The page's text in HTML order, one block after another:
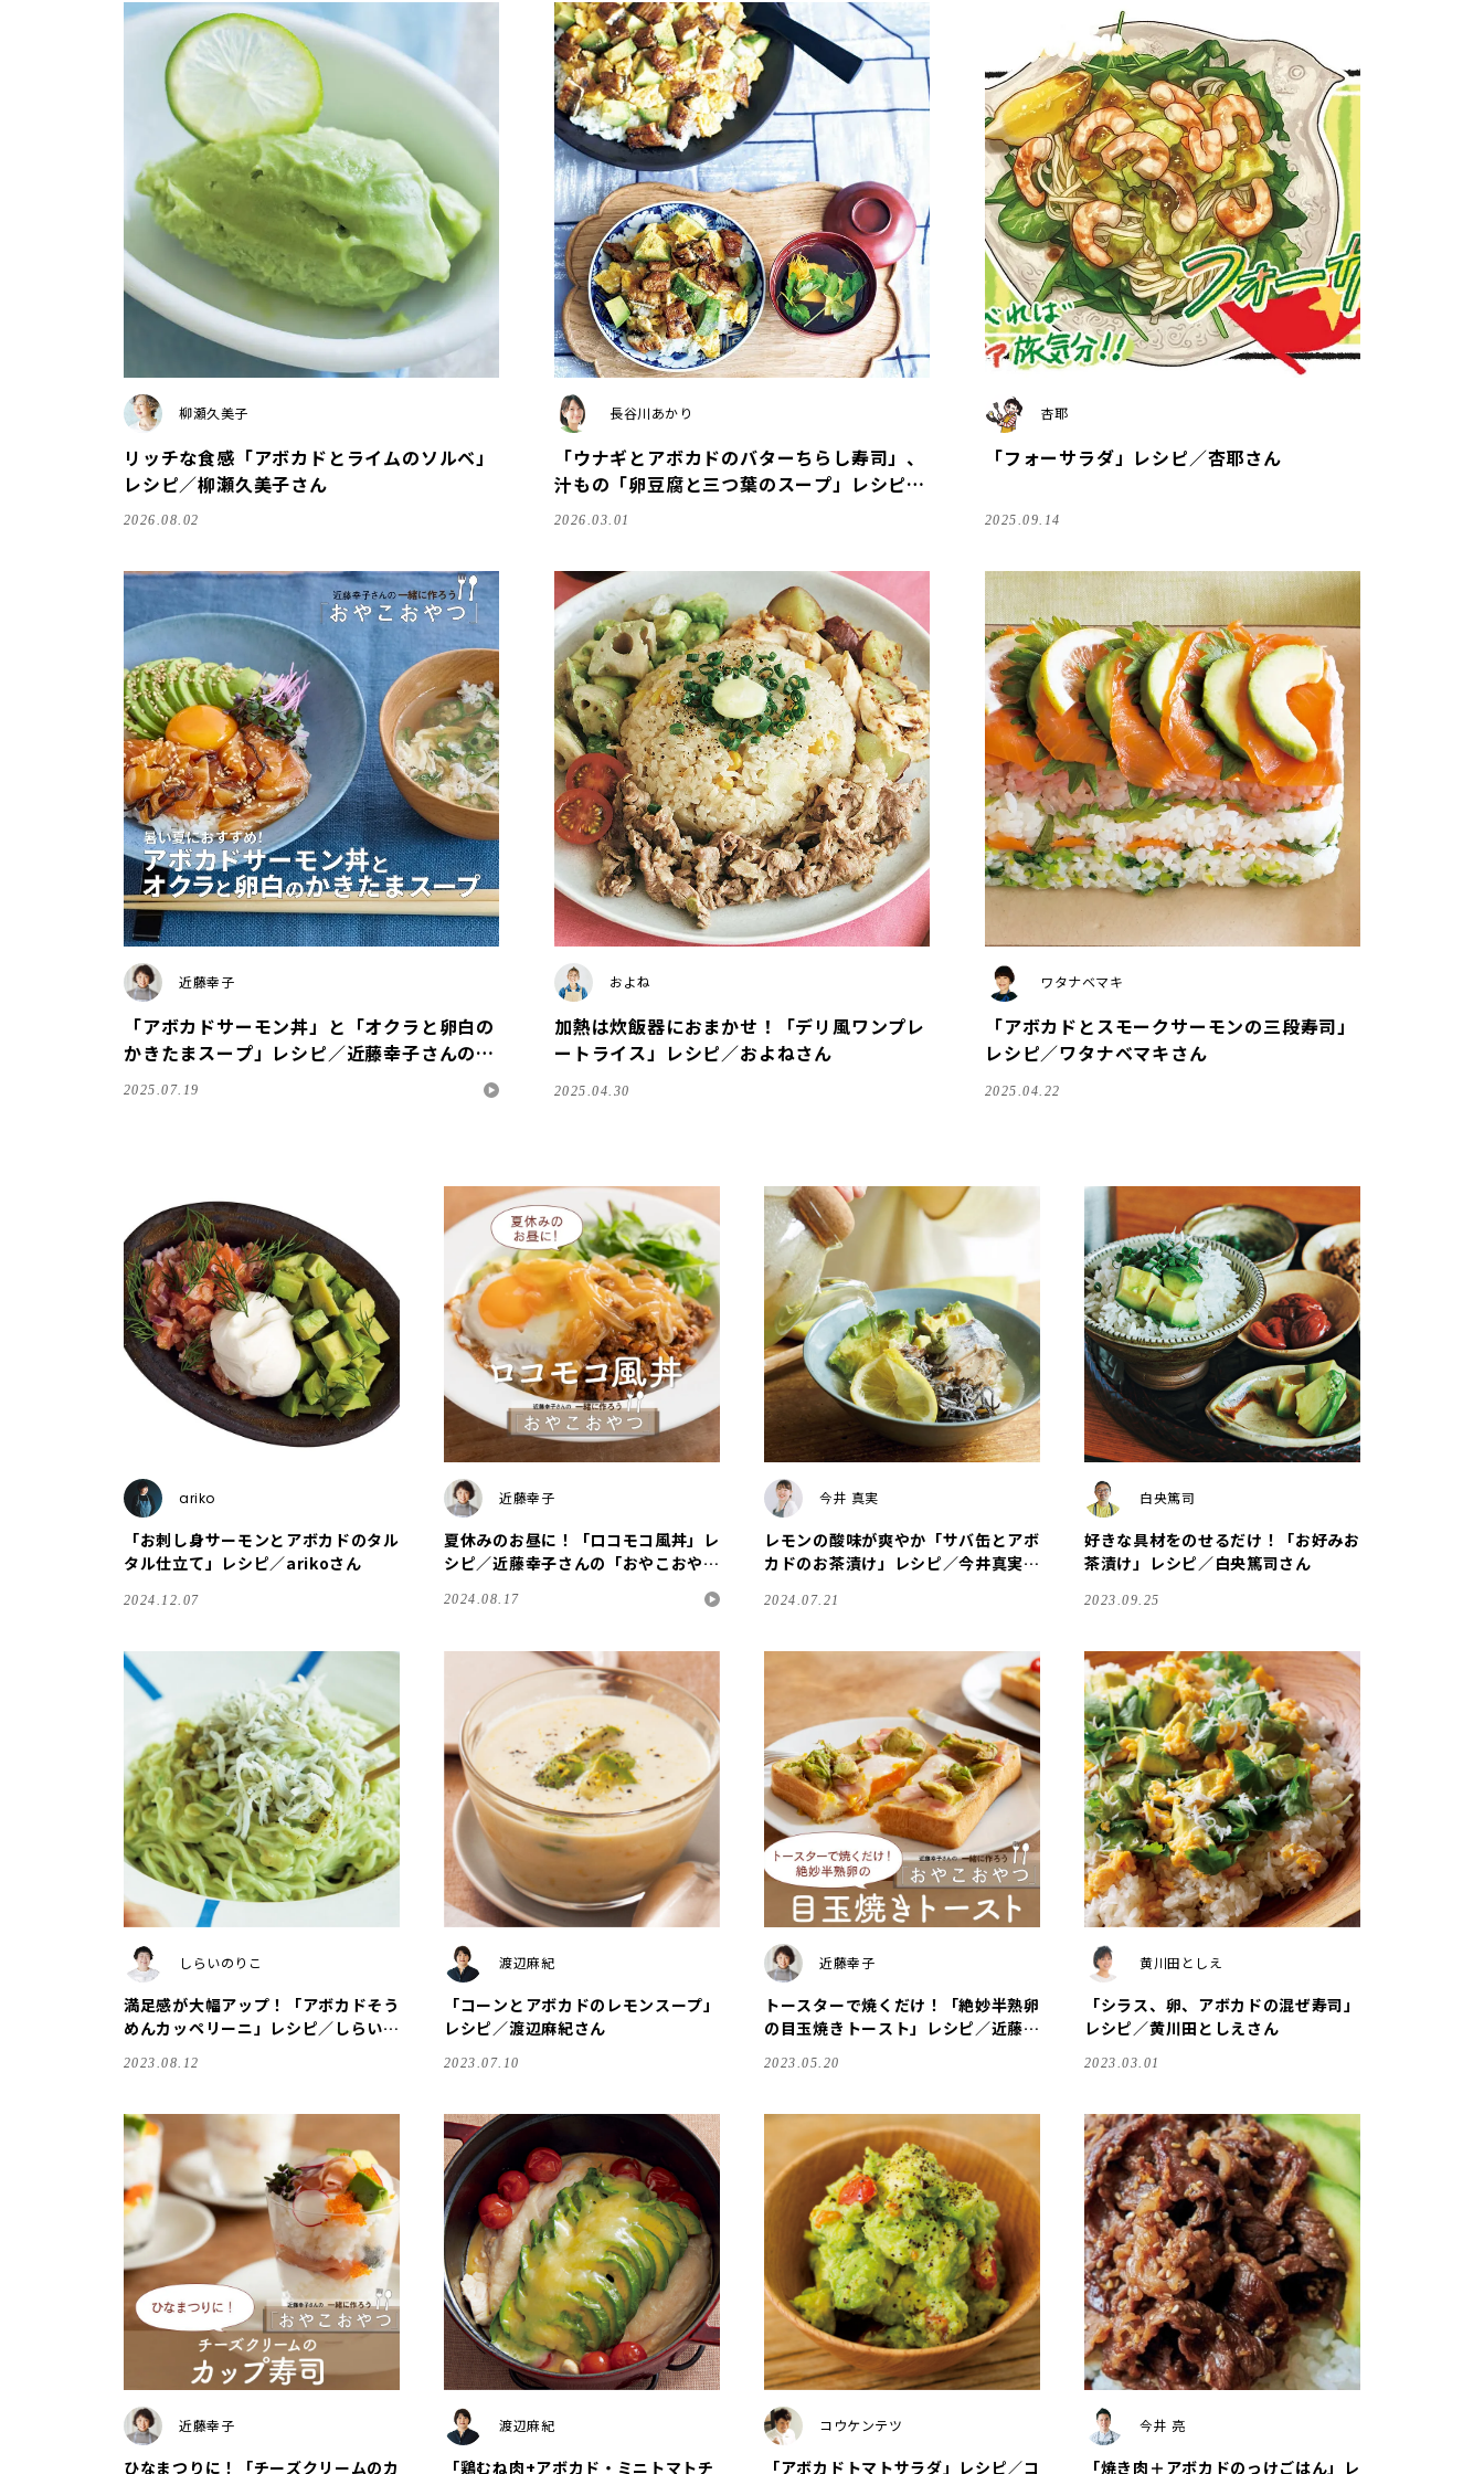
柳瀬久美子
リッチな食感「アボカドとライムのソルベ」
レシピ／柳瀬久美子さん
2026.08.02
長谷川あかり
「ウナギとアボカドのバターちらし寿司」、
汁もの「卵豆腐と三つ葉のスープ」レシピ／
長谷川あかりさん
2026.03.01
杏耶
「フォーサラダ」レシピ／杏耶さん
2025.09.14
近藤幸子
「アボカドサーモン丼」と「オクラと卵白の
かきたまスープ」レシピ／近藤幸子さんの
「おやこおやつ」
2025.07.19
およね
加熱は炊飯器におまかせ！「デリ風ワンプレ
ートライス」レシピ／およねさん
2025.04.30
ワタナベマキ
「アボカドとスモークサーモンの三段寿司」
レシピ／ワタナベマキさん
2025.04.22
ariko
「お刺し身サーモンとアボカドのタル
タル仕立て」レシピ／arikoさん
2024.12.07
近藤幸子
夏休みのお昼に！「ロコモコ風丼」レ
シピ／近藤幸子さんの「おやこおや
2024.08.17
今井 真実
レモンの酸味が爽やか「サバ缶とアボ
カドのお茶漬け」レシピ／今井真実さ
2024.07.21
白央篤司
好きな具材をのせるだけ！「お好みお
茶漬け」レシピ／白央篤司さん
2023.09.25
しらいのりこ
満足感が大幅アップ！「アボカドそう
めんカッペリーニ」レシピ／しらいの
2023.08.12
渡辺麻紀
「コーンとアボカドのレモンスープ」
レシピ／渡辺麻紀さん
2023.07.10
近藤幸子
トースターで焼くだけ！「絶妙半熟卵
の目玉焼きトースト」レシピ／近藤幸
2023.05.20
黄川田としえ
「シラス、卵、アボカドの混ぜ寿司」
レシピ／黄川田としえさん
2023.03.01
近藤幸子
ひなまつりに！「チーズクリームのカ
渡辺麻紀
「鶏むね肉+アボカド・ミニトマトチ
コウケンテツ
「アボカドトマトサラダ」レシピ／コ
今井 亮
「焼き肉＋アボカドのっけごはん」レ